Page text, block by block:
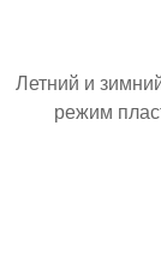
Летний и
режим